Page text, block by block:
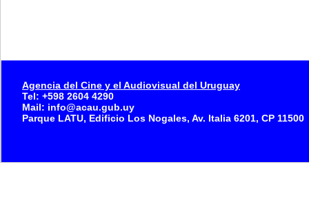
Agencia del Cine y el Audiovisual del Uruguay
Tel: +598 2604 4290
Mail: info@acau.gub.uy
Parque LATU, Edificio Los Nogales, Av. Italia 6201, CP 11500